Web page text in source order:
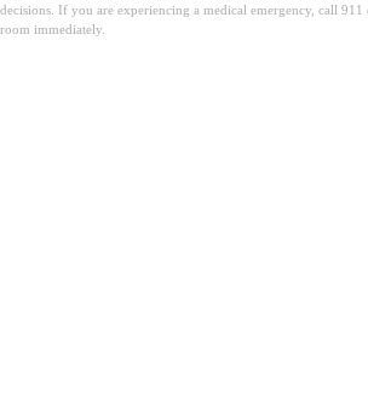
decisions. If you are experiencing a medical emergency, call 911
room immediately.